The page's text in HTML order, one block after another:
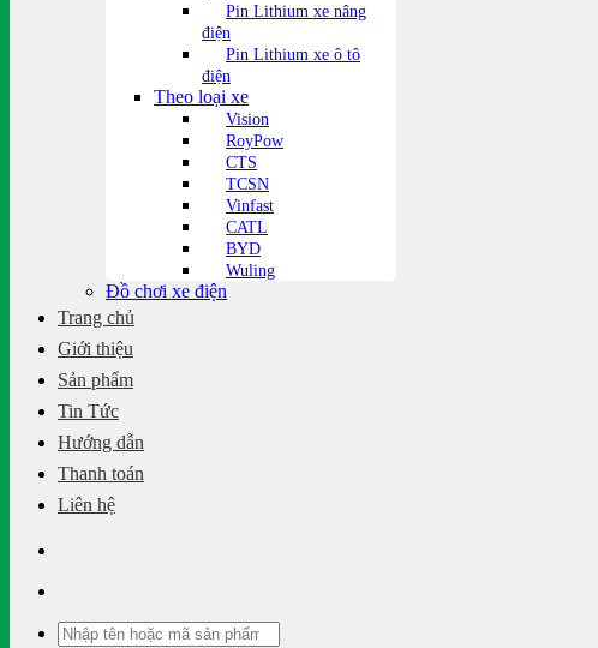
Pin Lithium xe nâng
điện
Pin Lithium xe ô tô
điện
Theo loại xe
Vision
RoyPow
CTS
TCSN
Vinfast
CATL
BYD
Wuling
Đồ chơi xe điện
Trang chủ
Giới thiệu
Sản phẩm
Tin Tức
Hướng dẫn
Thanh toán
Liên hệ
Tìm